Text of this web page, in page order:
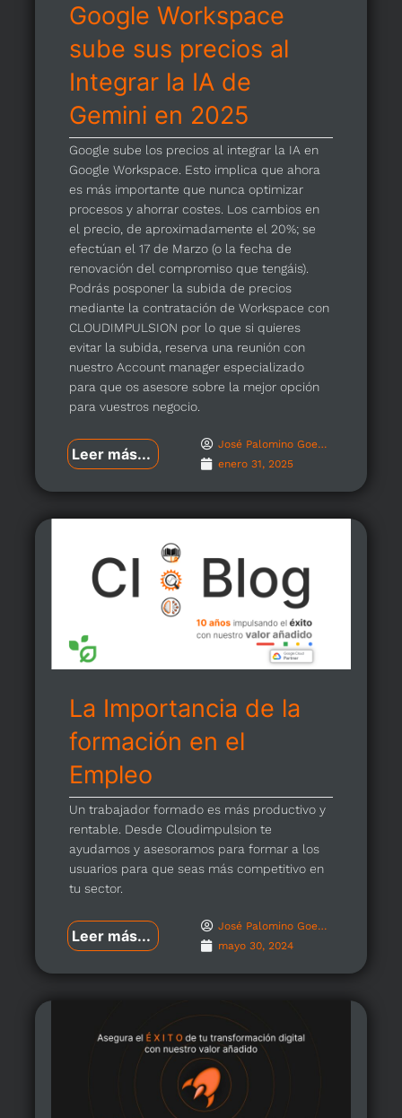
Google Workspace
sube sus precios al
Integrar la IA de
Gemini en 2025
Google sube los precios al integrar la IA en
Google Workspace. Esto implica que ahora
es más importante que nunca optimizar
procesos y ahorrar costes. Los cambios en
el precio, de aproximadamente el 20%; se
efectúan el 17 de Marzo (o la fecha de
renovación del compromiso que tengáis).
Podrás posponer la subida de precios
mediante la contratación de Workspace con
CLOUDIMPULSION por lo que si quieres
evitar la subida, reserva una reunión con
nuestro Account manager especializado
para que os asesore sobre la mejor opción
para vuestros negocio.
Leer más...
José Palomino Goenechea
enero 31, 2025
La Importancia de la
formación en el
Empleo
Un trabajador formado es más productivo y
rentable. Desde Cloudimpulsion te
ayudamos y asesoramos para formar a los
usuarios para que seas más competitivo en
tu sector.
Leer más...
José Palomino Goenechea
mayo 30, 2024